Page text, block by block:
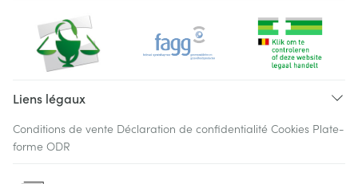
Liens légaux
Conditions de vente Déclaration de confidentialité Cookies Plate-
forme ODR